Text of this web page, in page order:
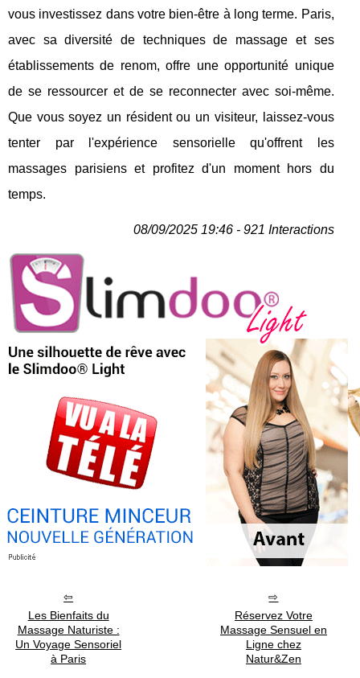
vous investissez dans votre bien-être à long terme. Paris,
avec sa diversité de techniques de massage et ses
établissements de renom, offre une opportunité unique
de se ressourcer et de se reconnecter avec soi-même.
Que vous soyez un résident ou un visiteur, laissez-vous
tenter par l'expérience sensorielle qu'offrent les
massages parisiens et profitez d'un moment hors du
temps.
08/09/2025 19:46 - 921 Interactions
Les Bienfaits du
Massage Naturiste :
Un Voyage Sensoriel
à Paris
Réservez Votre
Massage Sensuel en
Ligne chez
Natur&Zen